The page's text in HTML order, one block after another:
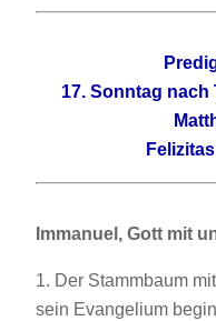
17. Sonntag nach
Immanuel, Gott mit
1. Der Stammbaum
sein Evangelium